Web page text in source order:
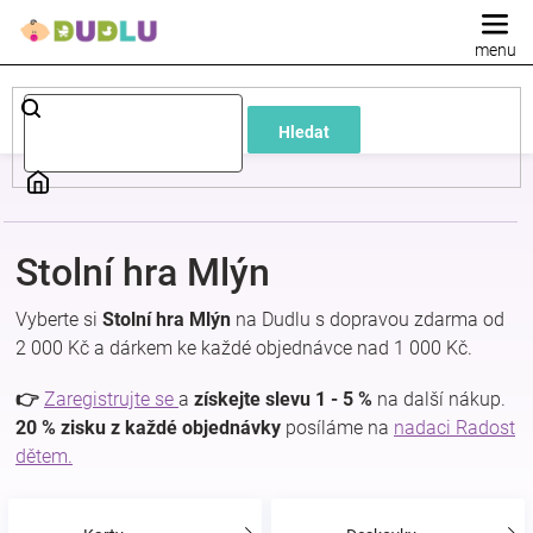
Hledat
Dětské
a
kojenecké
oblečení
Pokojíček
a
kojenecká
Stolní hra Mlýn
Vyberte si Stolní hra Mlýn na Dudlu s dopravou zdarma od
2 000 Kč a dárkem ke každé objednávce nad 1 000 Kč.
👉 Zaregistrujte se a získejte slevu 1 - 5 % na další nákup.
20 % zisku z každé objednávky posíláme na nadaci Radost
dětem.